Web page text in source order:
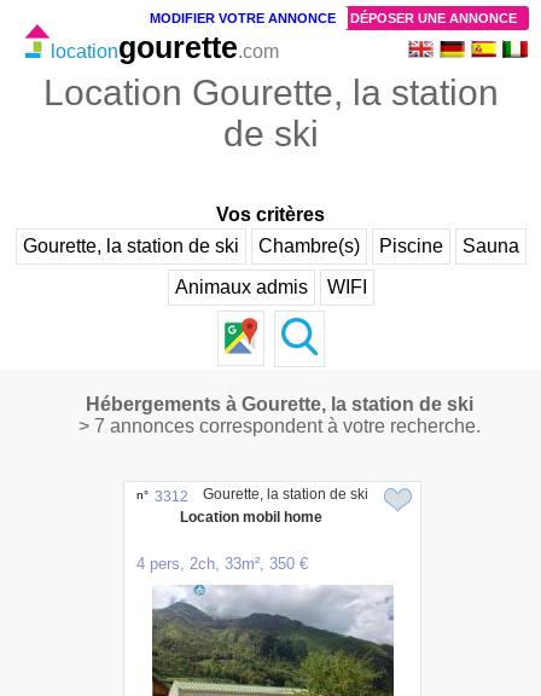
Location Gourette, la station
de ski
locationgourette.com
Vos critères
Gourette, la station de ski
Chambre(s) Piscine
Sauna
Animaux admis
WIFI
Hébergements à Gourette, la station de ski
> 7 annonces correspondent à votre recherche.
n° 3312
Location mobil home
4 pers, 2ch, 33m², 350 €
Gourette, la station de ski
DÉPOSER UNE ANNONCE
MODIFIER VOTRE ANNONCE